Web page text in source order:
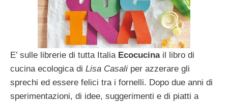
E’ sulle librerie di tutta ItaliaEcocucinail libro di
cucina ecologica di Lisa Casali per azzerare gli
sprechi ed essere felici tra i fornelli. Dopo due anni di
sperimentazioni, di idee, suggerimenti e di piatti a